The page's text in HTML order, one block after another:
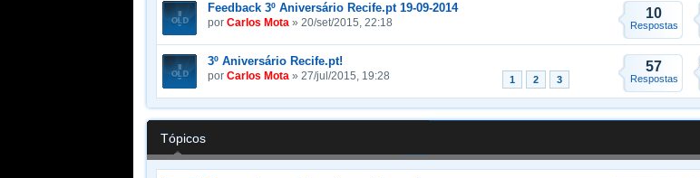
Feedback 3º Aniversário Recife.pt 19-09-2014
por Carlos Mota » 20/set/2015, 22:18
10
Respostas
3º Aniversário Recife.pt!
1 2 3
por Carlos Mota » 27/jul/2015, 19:28
57
Respostas
Tópicos